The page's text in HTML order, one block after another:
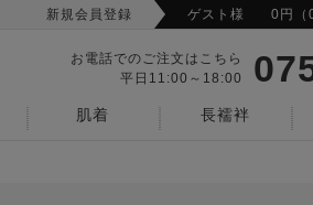
新規会員登録 ゲスト様 0円（
お電話でのご注文はこちら
平日11:00～18:00
肌着
長襦袢